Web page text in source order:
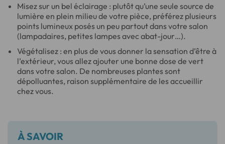
Misez sur un bel éclairage : plutôt qu’une seule source de
lumière en plein milieu de votre pièce, préférez plusieurs
points lumineux posés un peu partout dans votre salon
(lampadaires, petites lampes avec abat-jour…).
Végétalisez : en plus de vous donner la sensation d’être à
l’extérieur, vous allez ajouter une bonne dose de vert
dans votre salon. De nombreuses plantes sont
dépolluantes, raison supplémentaire de les accueillir
chez vous.
À SAVOIR